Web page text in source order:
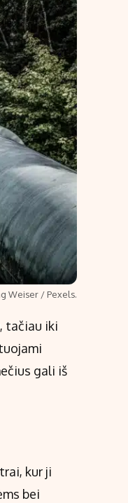
Weiser / Pexels.
tačiau iki
gali iš
kur ji
bei